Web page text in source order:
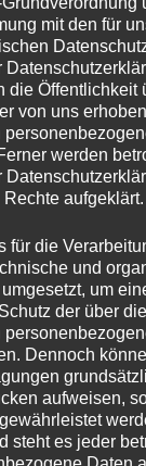
und Schild
mit den für
die Öffentlichkeit
von uns
werden
aufgeklärt.
für die
und
um
der über
Dennoch
aufweisen,
steht es jeder